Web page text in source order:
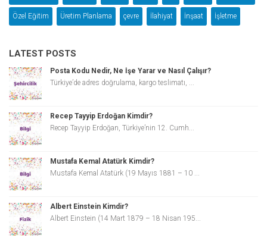
Özel Eğitim Üretim Planlama çevre İlahiyat İnşaat İşletme
LATEST POSTS
Posta Kodu Nedir, Ne İşe Yarar ve Nasıl Çalışır?
Türkiye’de adres doğrulama, kargo teslimatı, ...
Recep Tayyip Erdoğan Kimdir?
Recep Tayyip Erdoğan, Türkiye’nin 12. Cumh...
Mustafa Kemal Atatürk Kimdir?
Mustafa Kemal Atatürk (19 Mayıs 1881 – 10 ...
Albert Einstein Kimdir?
Albert Einstein (14 Mart 1879 – 18 Nisan 195...